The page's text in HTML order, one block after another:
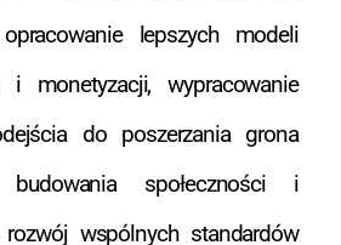
lepszych modeli
i monetyzacji, wypracowanie
do poszerzania grona
budowania społeczności i
rozwój wspólnych standardów